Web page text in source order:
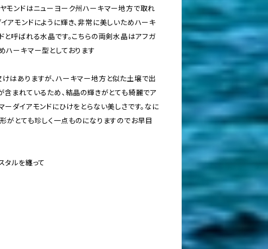
モンドはニューヨーク州ハーキマー地方で取れ
アモンドにように輝き、非常に美しいためハーキ
と呼ばれる水晶です。こちらの両剣水晶はアフガ
ハーキマー型としております
はありますが、ハーキマー地方と似た土壌で出
含まれているため、結晶の輝きがとても綺麗でア
ーダイアモンドにひけをとらない美しさです。なに
がとても珍しく一点ものになりますのでお早目
タルを纏って